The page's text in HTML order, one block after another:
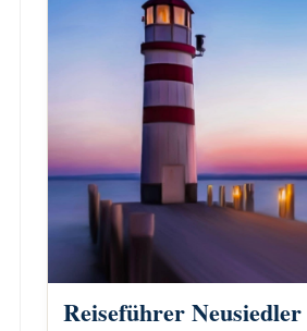
Reiseführer Neusiedler